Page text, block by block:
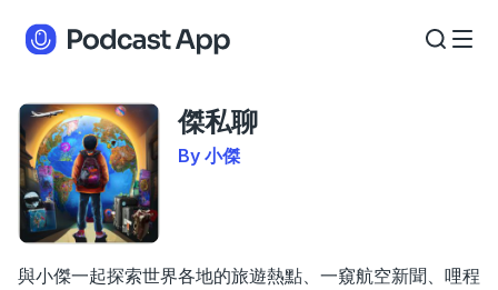
傑私聊
By 小傑
與小傑一起探索世界各地的旅遊熱點、一窺航空新聞、哩程